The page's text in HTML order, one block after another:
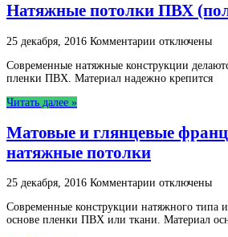
общие
рекомендации
Натяжные потолки ПВХ
25 декабря, 2016 Комментарии к
Натяжные
потолки
отключены
Современные натяжные конструкции
пленки ПВХ. Материал надежно крепится
Читать далее »
Матовые и глянцевые
натяжные потолки
25 декабря, 2016 Комментарии к
Матовые
и
отключены
Современные конструкции натяжного типа
основе пленки ПВХ или ткани. Материал